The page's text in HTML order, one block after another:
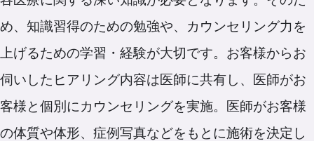
め、知識習得のための勉強や、カウンセリング力を
上げるための学習・経験が大切です。お客様からお
伺いしたヒアリング内容は医師に共有し、医師がお
客様と個別にカウンセリングを実施。医師がお客様
の体質や体形、症例写真などをもとに施術を決定し